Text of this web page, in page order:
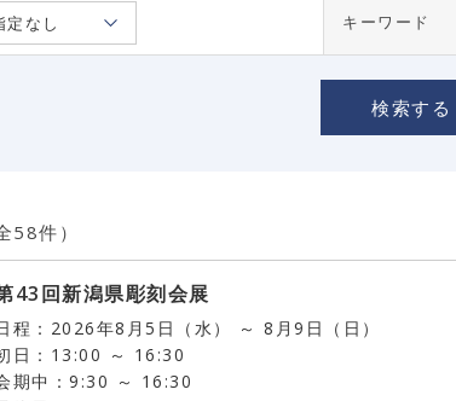
キーワード
58件）
43回新潟県彫刻会展
程：2026年8月5日（水） ～ 8月9日（日）
日：13:00 ～ 16:30
期中：9:30 ～ 16:30